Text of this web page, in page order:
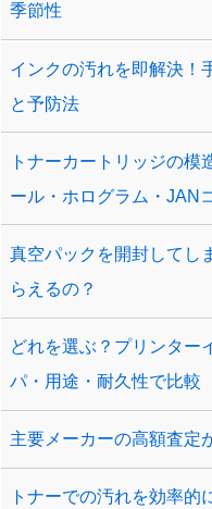
季節性
インクの汚れを即解決！
と予防法
トナーカートリッジの模
ール・ホログラム・JAN
真空パックを開封してし
らえるの？
どれを選ぶ？プリンター
パ・用途・耐久性で比較
主要メーカーの高額査定
トナーでの汚れを効率